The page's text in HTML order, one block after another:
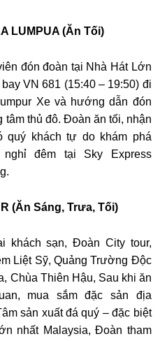
LUMPUA (Ăn Tối)
đón đoàn tại Nhà Hát Lớn
VN 681 (15:40 – 19:50) đi
Xe và hướng dẫn đón
tâm thủ đô. Đoàn ăn tối, nhận
quý khách tự do khám phá
đêm tại Sky Express
(Ăn Sáng, Trưa, Tối)
khách sạn, Đoàn City tour,
Liệt Sỹ, Quảng Trường Độc
Chùa Thiên Hậu, Sau khi ăn
mua sắm đặc sản địa
sản xuất đá quý – đặc biệt
nhất Malaysia, Đoàn tham